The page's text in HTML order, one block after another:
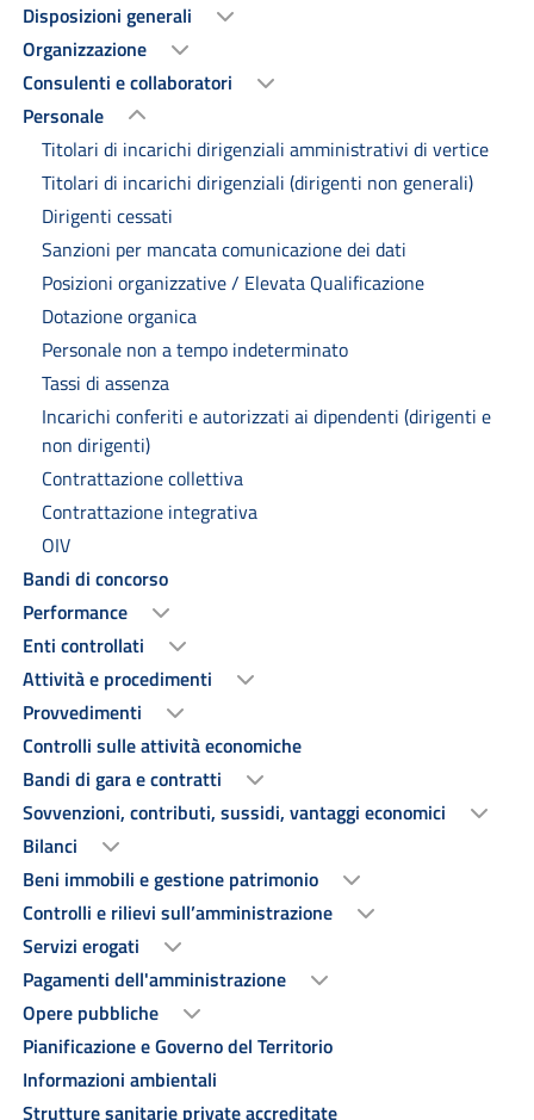
Disposizioni generali
Organizzazione
Consulenti e collaboratori
Personale
Titolari di incarichi dirigenziali amministrativi di vertice
Titolari di incarichi dirigenziali (dirigenti non generali)
Dirigenti cessati
Sanzioni per mancata comunicazione dei dati
Posizioni organizzative / Elevata Qualificazione
Dotazione organica
Personale non a tempo indeterminato
Tassi di assenza
Incarichi conferiti e autorizzati ai dipendenti (dirigenti e
non dirigenti)
Contrattazione collettiva
Contrattazione integrativa
OIV
Bandi di concorso
Performance
Enti controllati
Attività e procedimenti
Provvedimenti
Controlli sulle attività economiche
Bandi di gara e contratti
Sovvenzioni, contributi, sussidi, vantaggi economici
Bilanci
Beni immobili e gestione patrimonio
Controlli e rilievi sull’amministrazione
Servizi erogati
Pagamenti dell'amministrazione
Opere pubbliche
Pianificazione e Governo del Territorio
Informazioni ambientali
Strutture sanitarie private accreditate